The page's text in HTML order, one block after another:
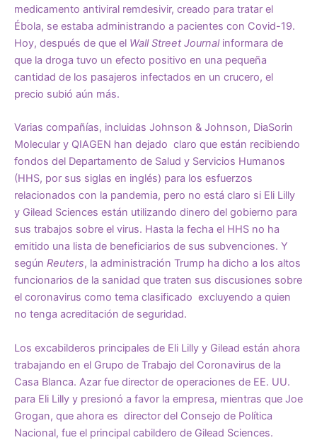
medicamento antiviral remdesivir, creado para tratar el
Ébola, se estaba administrando a pacientes con Covid-19.
Hoy, después de que el Wall Street Journalinformara de
que la droga tuvo un efecto positivo en una pequeña
cantidad de los pasajeros infectados en un crucero, el
precio subió aún más.
Varias compañías, incluidas Johnson & Johnson, DiaSorin
Molecular y QIAGEN han dejado claro que están recibiendo
fondos del Departamento de Salud y Servicios Humanos
(HHS, por sus siglas en inglés) para los esfuerzos
relacionados con la pandemia, pero no está claro si Eli Lilly
y Gilead Sciences están utilizando dinero del gobierno para
sus trabajos sobre el virus. Hasta la fecha el HHS no ha
emitido una lista de beneficiarios de sus subvenciones. Y
según Reuters, la administración Trump ha dicho a los altos
funcionarios de la sanidad que traten sus discusiones sobre
el coronavirus como tema clasificado excluyendo a quien
no tenga acreditación de seguridad.
Los excabilderos principales de Eli Lilly y Gilead están ahora
trabajando en el Grupo de Trabajo del Coronavirus de la
Casa Blanca. Azar fue director de operaciones de EE. UU.
para Eli Lilly y presionó a favor la empresa, mientras que Joe
Grogan, que ahora es director del Consejo de Política
Nacional, fue el principal cabildero de Gilead Sciences.